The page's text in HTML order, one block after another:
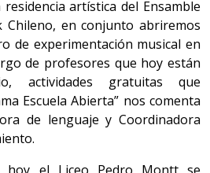
artística del Ensamble
Chileno, en conjunto abriremos
de experimentación musical en
de profesores que hoy están
actividades gratuitas que
Escuela Abierta” nos comenta
de lenguaje y Coordinadora